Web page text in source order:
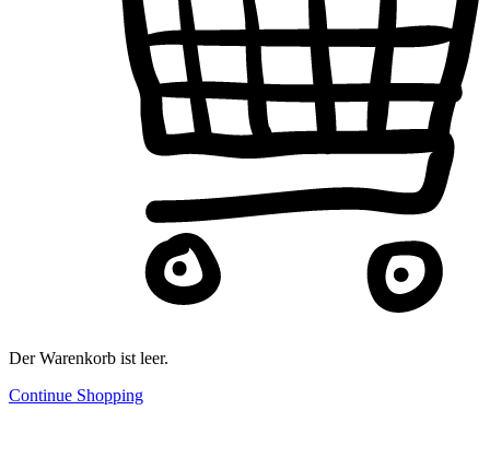
Der Warenkorb ist leer.
Continue Shopping